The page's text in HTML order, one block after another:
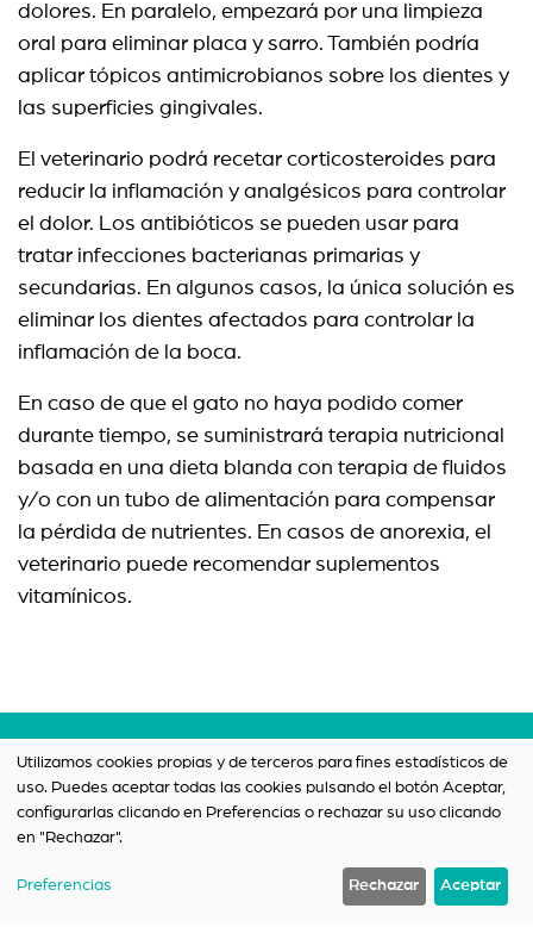
dolores. En paralelo, empezará por una limpieza
oral para eliminar placa y sarro. También podría
aplicar tópicos antimicrobianos sobre los dientes y
las superficies gingivales.
El veterinario podrá recetar corticosteroides para
reducir la inflamación y analgésicos para controlar
el dolor. Los antibióticos se pueden usar para
tratar infecciones bacterianas primarias y
secundarias. En algunos casos, la única solución es
eliminar los dientes afectados para controlar la
inflamación de la boca.
En caso de que el gato no haya podido comer
durante tiempo, se suministrará terapia nutricional
basada en una dieta blanda con terapia de fluidos
y/o con un tubo de alimentación para compensar
la pérdida de nutrientes. En casos de anorexia, el
veterinario puede recomendar suplementos
vitamínicos.
Términos y condiciones
Política de privacidad
Utilizamos cookies propias y de terceros para fines estadísticos de
uso. Puedes aceptar todas las cookies pulsando el botón Aceptar,
configurarlas clicando en Preferencias o rechazar su uso clicando
en "Rechazar".
Preferencias Rechazar Aceptar